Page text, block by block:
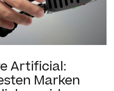
Artificial:
Marken